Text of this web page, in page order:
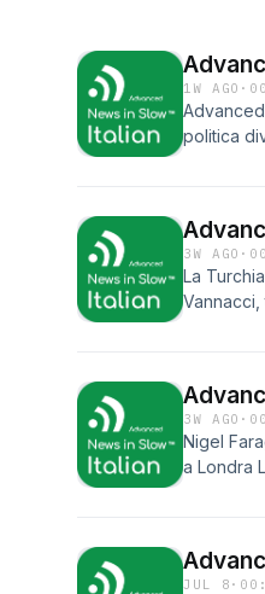
1W AGO ·
politica
3W AGO ·
La
3W AGO ·
Nigel
a Londra
JUL 8 ·